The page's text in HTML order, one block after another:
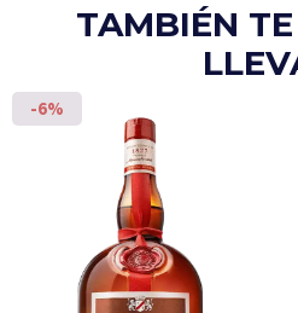
TAMBIÉN
-6%